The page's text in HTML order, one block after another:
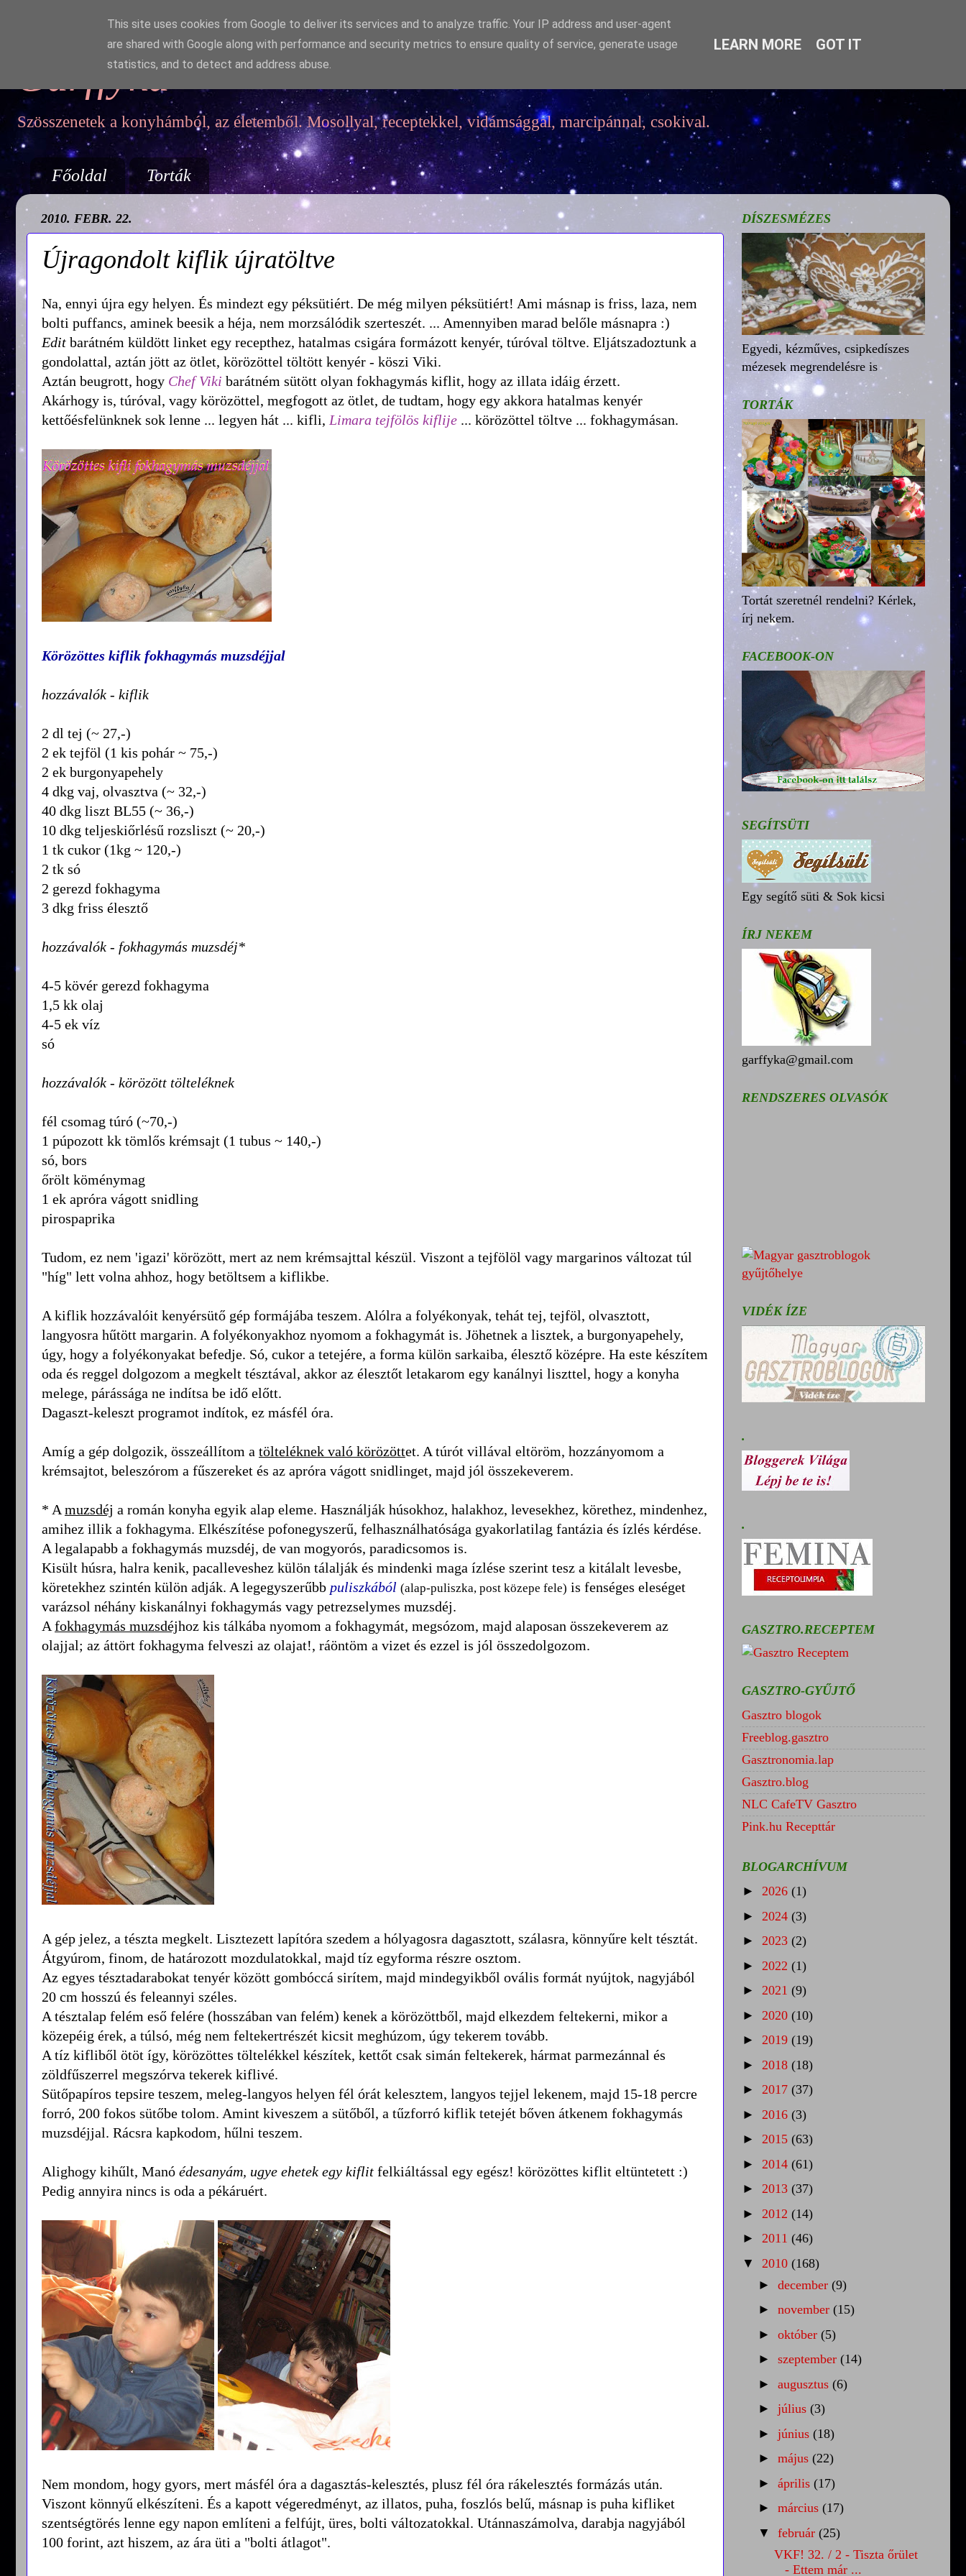
Garffyka
Szösszenetek a konyhámból, az életemből. Mosollyal, receptekkel, vidámsággal, marcipánnal, csokival.
Főoldal Torták
2010. FEBR. 22.
Újragondolt kiflik újratöltve
Na, ennyi újra egy helyen. És mindezt egy péksütiért. De még milyen péksütiért! Ami másnap is friss, laza, nem
bolti puffancs, aminek beesik a héja, nem morzsálódik szerteszét. ... Amennyiben marad belőle másnapra :)
Edit barátném küldött linket egy recepthez, hatalmas csigára formázott kenyér, túróval töltve. Eljátszadoztunk a
gondolattal, aztán jött az ötlet, körözöttel töltött kenyér - köszi Viki.
Aztán beugrott, hogy Chef Viki barátném sütött olyan fokhagymás kiflit, hogy az illata idáig érzett.
Akárhogy is, túróval, vagy körözöttel, megfogott az ötlet, de tudtam, hogy egy akkora hatalmas kenyér
kettőésfelünknek sok lenne ... legyen hát ... kifli, Limara tejfölös kiflije ... körözöttel töltve ... fokhagymásan.
Körözöttes kiflik fokhagymás muzsdéjjal
hozzávalók - kiflik
2 dl tej (~ 27,-)
2 ek tejföl (1 kis pohár ~ 75,-)
2 ek burgonyapehely
4 dkg vaj, olvasztva (~ 32,-)
40 dkg liszt BL55 (~ 36,-)
10 dkg teljeskiőrlésű rozsliszt (~ 20,-)
1 tk cukor (1kg ~ 120,-)
2 tk só
2 gerezd fokhagyma
3 dkg friss élesztő
hozzávalók - fokhagymás muzsdéj*
4-5 kövér gerezd fokhagyma
1,5 kk olaj
4-5 ek víz
só
hozzávalók - körözött tölteléknek
fél csomag túró (~70,-)
1 púpozott kk tömlős krémsajt (1 tubus ~ 140,-)
só, bors
őrölt köménymag
1 ek apróra vágott snidling
pirospaprika
Tudom, ez nem 'igazi' körözött, mert az nem krémsajttal készül. Viszont a tejfölöl vagy margarinos változat túl
"híg" lett volna ahhoz, hogy betöltsem a kiflikbe.
A kiflik hozzávalóit kenyérsütő gép formájába teszem. Alólra a folyékonyak, tehát tej, tejföl, olvasztott,
langyosra hűtött margarin. A folyékonyakhoz nyomom a fokhagymát is. Jöhetnek a lisztek, a burgonyapehely,
úgy, hogy a folyékonyakat befedje. Só, cukor a tetejére, a forma külön sarkaiba, élesztő középre. Ha este készítem
oda és reggel dolgozom a megkelt tésztával, akkor az élesztőt letakarom egy kanálnyi liszttel, hogy a konyha
melege, párássága ne indítsa be idő előtt.
Dagaszt-keleszt programot indítok, ez másfél óra.
Amíg a gép dolgozik, összeállítom a tölteléknek való körözöttet. A túrót villával eltöröm, hozzányomom a
krémsajtot, beleszórom a fűszereket és az apróra vágott snidlinget, majd jól összekeverem.
* A muzsdéj a román konyha egyik alap eleme. Használják húsokhoz, halakhoz, levesekhez, körethez, mindenhez,
amihez illik a fokhagyma. Elkészítése pofonegyszerű, felhasználhatósága gyakorlatilag fantázia és ízlés kérdése.
A legalapabb a fokhagymás muzsdéj, de van mogyorós, paradicsomos is.
Kisült húsra, halra kenik, pacalleveshez külön tálalják és mindenki maga ízlése szerint tesz a kitálalt levesbe,
köretekhez szintén külön adják. A legegyszerűbb puliszkából (alap-puliszka, post közepe fele) is fenséges eleséget
varázsol néhány kiskanálnyi fokhagymás vagy petrezselymes muzsdéj.
A fokhagymás muzsdéjhoz kis tálkába nyomom a fokhagymát, megsózom, majd alaposan összekeverem az
olajjal; az áttört fokhagyma felveszi az olajat!, ráöntöm a vizet és ezzel is jól összedolgozom.
A gép jelez, a tészta megkelt. Lisztezett lapítóra szedem a hólyagosra dagasztott, szálasra, könnyűre kelt tésztát.
Átgyúrom, finom, de határozott mozdulatokkal, majd tíz egyforma részre osztom.
Az egyes tésztadarabokat tenyér között gombóccá sirítem, majd mindegyikből ovális formát nyújtok, nagyjából
20 cm hosszú és feleannyi széles.
A tésztalap felém eső felére (hosszában van felém) kenek a körözöttből, majd elkezdem feltekerni, mikor a
közepéig érek, a túlsó, még nem feltekertrészét kicsit meghúzom, úgy tekerem tovább.
A tíz kifliből ötöt így, körözöttes töltelékkel készítek, kettőt csak simán feltekerek, hármat parmezánnal és
zöldfűszerrel megszórva tekerek kiflivé.
Sütőpapíros tepsire teszem, meleg-langyos helyen fél órát kelesztem, langyos tejjel lekenem, majd 15-18 percre
forró, 200 fokos sütőbe tolom. Amint kiveszem a sütőből, a tűzforró kiflik tetejét bőven átkenem fokhagymás
muzsdéjjal. Rácsra kapkodom, hűlni teszem.
Alighogy kihűlt, Manó édesanyám, ugye ehetek egy kiflit felkiáltással egy egész! körözöttes kiflit eltüntetett :)
Pedig annyira nincs is oda a pékáruért.
Nem mondom, hogy gyors, mert másfél óra a dagasztás-kelesztés, plusz fél óra rákelesztés formázás után.
Viszont könnyű elkészíteni. És a kapott végeredményt, az illatos, puha, foszlós belű, másnap is puha kifliket
szentségtörés lenne egy napon említeni a felfújt, üres, bolti változatokkal. Utánnaszámolva, darabja nagyjából
100 forint, azt hiszem, az ára üti a "bolti átlagot".
DÍSZESMÉZES
Egyedi, kézműves, csipkedíszes
mézesek megrendelésre is
TORTÁK
Tortát szeretnél rendelni? Kérlek,
írj nekem.
FACEBOOK-ON
SEGÍTSÜTI
Egy segítő süti & Sok kicsi
ÍRJ NEKEM
garffyka@gmail.com
RENDSZERES OLVASÓK
VIDÉK ÍZE
.
.
GASZTRO.RECEPTEM
GASZTRO-GYŰJTŐ
Gasztro blogok
Freeblog.gasztro
Gasztronomia.lap
Gasztro.blog
NLC CafeTV Gasztro
Pink.hu Recepttár
BLOGARCHÍVUM
► 2026 (1)
► 2024 (3)
► 2023 (2)
► 2022 (1)
► 2021 (9)
► 2020 (10)
► 2019 (19)
► 2018 (18)
► 2017 (37)
► 2016 (3)
► 2015 (63)
► 2014 (61)
► 2013 (37)
► 2012 (14)
► 2011 (46)
▼ 2010 (168)
► december (9)
► november (15)
► október (5)
► szeptember (14)
► augusztus (6)
► július (3)
► június (18)
► május (22)
► április (17)
► március (17)
▼ február (25)
VKF! 32. / 2 - Tiszta őrület
- Ettem már ...
This site uses cookies from Google to deliver its services and to analyze traffic. Your IP address and user-agent
are shared with Google along with performance and security metrics to ensure quality of service, generate usage
statistics, and to detect and address abuse.
LEARN MORE GOT IT